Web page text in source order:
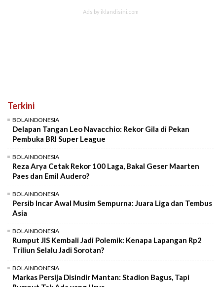
Terkini
BOLAINDONESIA
Delapan Tangan Leo Navacchio: Rekor Gila di Pekan
Pembuka BRI Super League
BOLAINDONESIA
Reza Arya Cetak Rekor 100 Laga, Bakal Geser Maarten
Paes dan Emil Audero?
BOLAINDONESIA
Persib Incar Awal Musim Sempurna: Juara Liga dan Tembus
Asia
BOLAINDONESIA
Rumput JIS Kembali Jadi Polemik: Kenapa Lapangan Rp2
Triliun Selalu Jadi Sorotan?
BOLAINDONESIA
Markas Persija Disindir Mantan: Stadion Bagus, Tapi